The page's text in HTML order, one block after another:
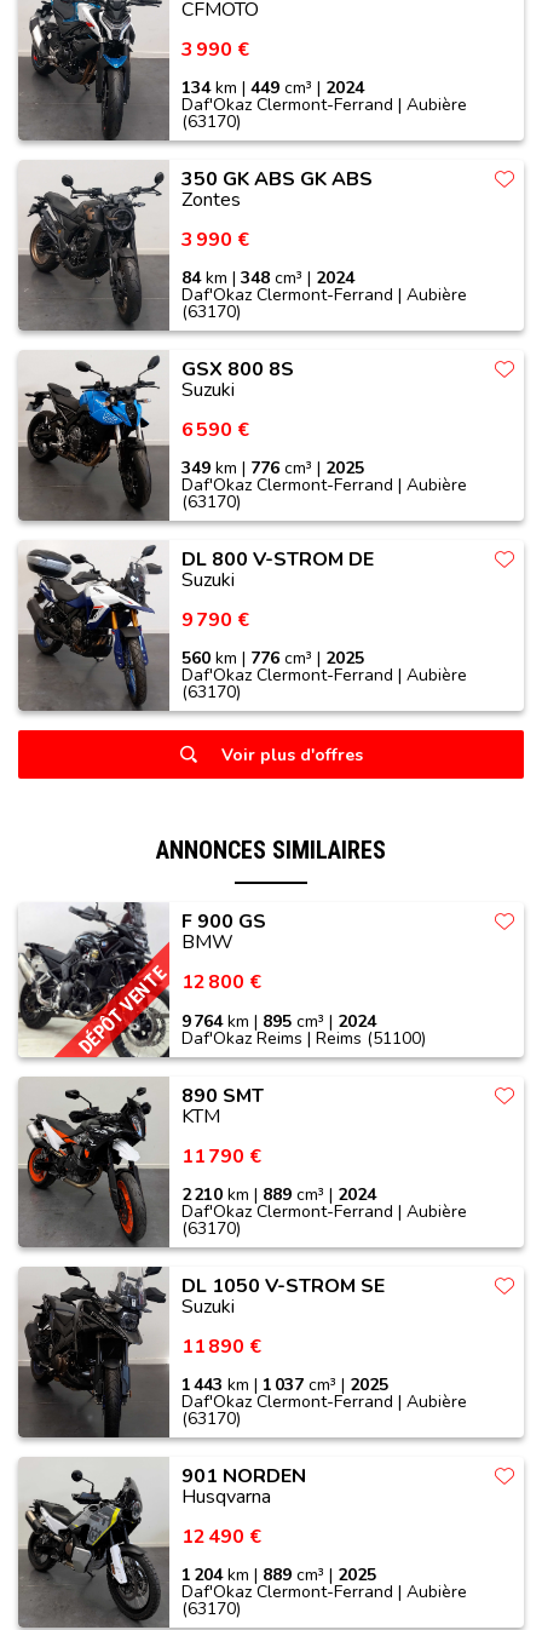
CFMOTO
3 990 €
134km |449 cm³ | 2024
Daf'Okaz Clermont-Ferrand | Aubière
(63170)
350 GK ABS GK ABS
Zontes
3 990 €
84km |348 cm³ | 2024
Daf'Okaz Clermont-Ferrand | Aubière
(63170)
GSX 800 8S
Suzuki
6 590 €
349 km | 776 cm³ | 2025
Daf'Okaz Clermont-Ferrand | Aubière
(63170)
DL 800 V-STROM DE
Suzuki
9 790 €
560 km | 776 cm³ | 2025
Daf'Okaz Clermont-Ferrand | Aubière
(63170)
Voir plus d'offres
ANNONCES SIMILAIRES
DÉPÔT VENTE
F 900 GS
BMW
12 800 €
9 764km | 895 cm³ | 2024
Daf'Okaz Reims | Reims (51100)
890 SMT
KTM
11 790 €
2 210 km | 889 cm³ | 2024
Daf'Okaz Clermont-Ferrand | Aubière
(63170)
DL 1050 V-STROM SE
Suzuki
11 890 €
1 443 km | 1 037 cm³ | 2025
Daf'Okaz Clermont-Ferrand | Aubière
(63170)
901 NORDEN
Husqvarna
12 490 €
1 204km | 889 cm³ | 2025
Daf'Okaz Clermont-Ferrand | Aubière
(63170)